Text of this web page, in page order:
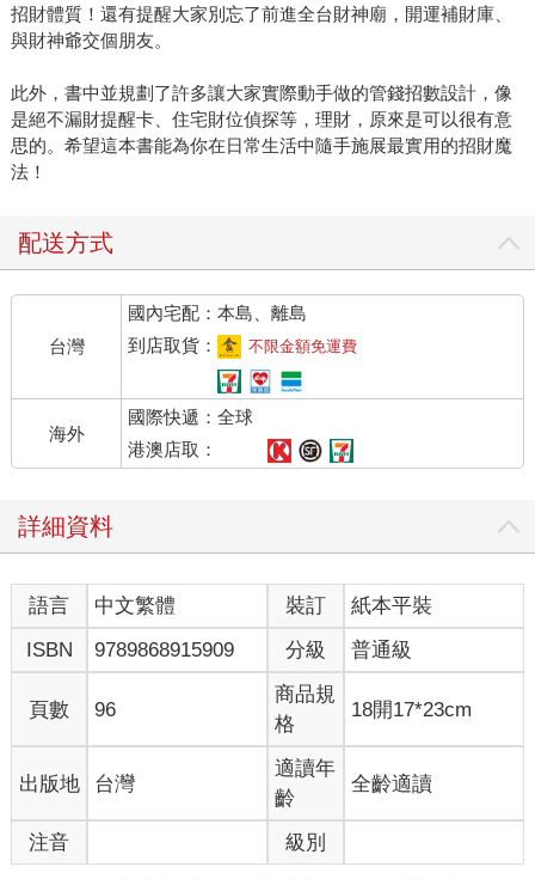
招財體質！還有提醒大家別忘了前進全台財神廟，開運補財庫、
與財神爺交個朋友。
此外，書中並規劃了許多讓大家實際動手做的管錢招數設計，像
是絕不漏財提醒卡、住宅財位偵探等，理財，原來是可以很有意
思的。希望這本書能為你在日常生活中隨手施展最實用的招財魔
法！
配送方式
台灣
國內宅配：本島、離島
到店取貨：
不限金額免運費
海外
國際快遞：全球
港澳店取：
詳細資料
語言 中文繁體 裝訂
紙本平裝
ISBN
9789868915909 分級 普通級
頁數 96
商品規
格
18開17*23cm
出版地 台灣
適讀年
齡
全齡適讀
注音 級別